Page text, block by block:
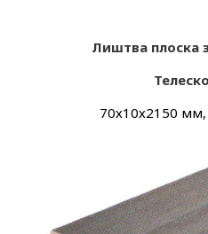
Лиштва
70х10х2150